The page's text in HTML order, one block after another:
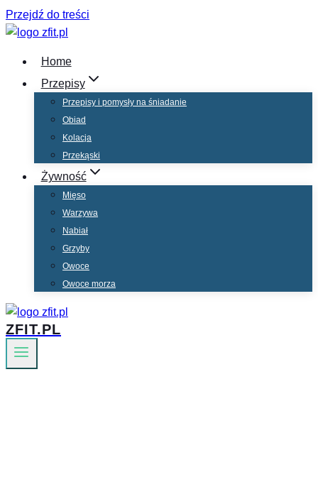
Przejdź do treści
Home
Przepisy
Przepisy i pomysły na śniadanie
Obiad
Kolacja
Przekąski
Żywność
Mięso
Warzywa
Nabiał
Grzyby
Owoce
Owoce morza
ZFIT.PL